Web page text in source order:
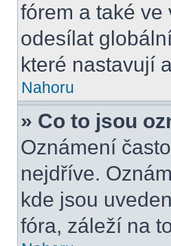
fórem a také ve
odesílat
které nastavují
Nahoru
» Co to jsou
Oznámení
nejdříve.
kde jsou
fóra, záleží na